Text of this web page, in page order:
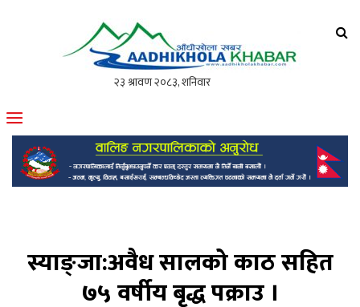
मोफसलकै लोकप्रिय अनलाइन पत्रिका
स्याङ्जा:अवैध सालको काठ सहित
७५ वर्षीय बृद्ध पक्राउ ।